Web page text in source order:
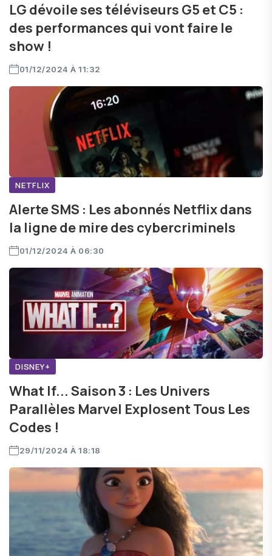
LG dévoile ses téléviseurs G5 et C5 :
des performances qui vont faire le
show !
01/12/2024 À 11:32
NETFLIX
Alerte SMS : Les abonnés Netflix dans
la ligne de mire des cybercriminels
01/12/2024 À 06:30
DISNEY+
What If... Saison 3 : Les Univers
Parallèles Marvel Explosent Tous Les
Codes !
29/11/2024 À 18:18